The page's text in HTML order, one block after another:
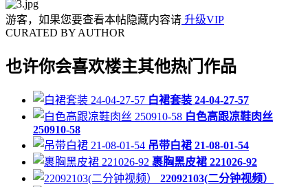
游客，如果您要查看本帖隐藏内容请 升级VIP
CURATED BY AUTHOR
也许你会喜欢楼主其他热门作品
白裙套装 24-04-27-57
白色高跟凉鞋肉丝
250910-58
吊带白裙 21-08-01-54
裹胸黑皮裙 221026-92
22092103(二分钟视频）